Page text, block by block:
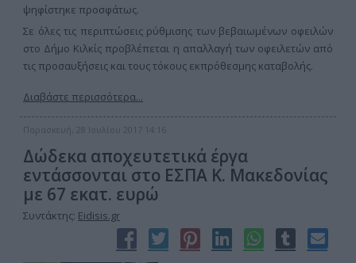
ψηφίστηκε προσφάτως.
Σε όλες τις περιπτώσεις ρύθμισης των βεβαιωμένων οφειλών
στο Δήμο Κιλκίς προβλέπεται η απαλλαγή των οφειλετών από
τις προσαυξήσεις και τους τόκους εκπρόθεσμης καταβολής.
Διαβάστε περισσότερα...
Παρασκευή, 28 Ιουλίου 2017 14:16
Δώδεκα αποχευτετικά έργα
εντάσσονται στο ΕΣΠΑ Κ. Μακεδονίας
με 67 εκατ. ευρώ
Συντάκτης: Eidisis.gr